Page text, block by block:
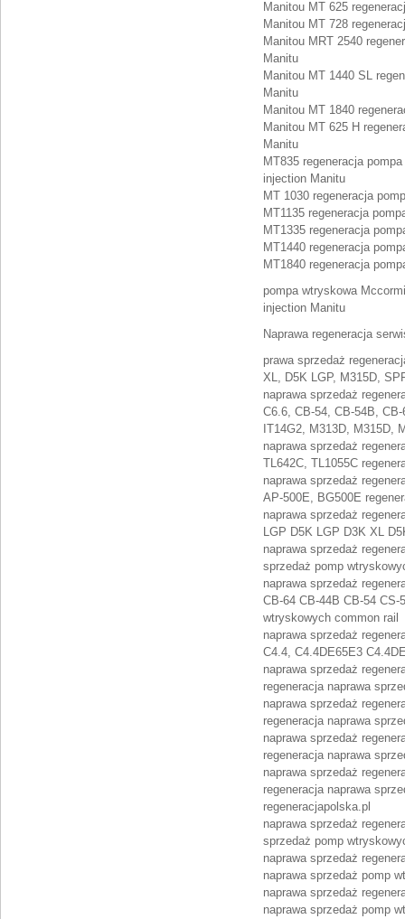
Manitou MT 625
Manitou MT 728
Manitou MRT 2540
Manitu
Manitou MT 1440 SL
Manitu
Manitou MT 1840
Manitou MT 625 H
Manitu
MT835 regeneracja
injection Manitu
MT 1030 regeneracja
MT1135 regeneracja
MT1335 regeneracja
MT1440 regeneracja
MT1840 regeneracja
pompa wtryskowa
injection Manitu
Naprawa regeneracja
prawa sprzedaż
XL, D5K LGP, M315D,
naprawa sprzedaż
C6.6, CB-54, CB-54B,
IT14G2, M313D, M315D,
naprawa sprzedaż
TL642C, TL1055C
naprawa sprzedaż
AP-500E, BG500E
naprawa sprzedaż
LGP D5K LGP D3K XL
naprawa sprzedaż
sprzedaż pomp
naprawa sprzedaż
CB-64 CB-44B CB-54 CS-
wtryskowych common rail
naprawa sprzedaż
C4.4, C4.4DE65E3
naprawa sprzedaż
regeneracja naprawa
naprawa sprzedaż
regeneracja naprawa
naprawa sprzedaż
regeneracja naprawa
naprawa sprzedaż
regeneracja naprawa
regeneracjapolska.pl
naprawa sprzedaż
sprzedaż pomp
naprawa sprzedaż
naprawa sprzedaż pomp
naprawa sprzedaż
naprawa sprzedaż pomp